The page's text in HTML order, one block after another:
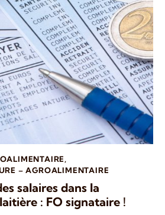
,
– AGROALIMENTAIRE
salaires dans la
: FO signataire !